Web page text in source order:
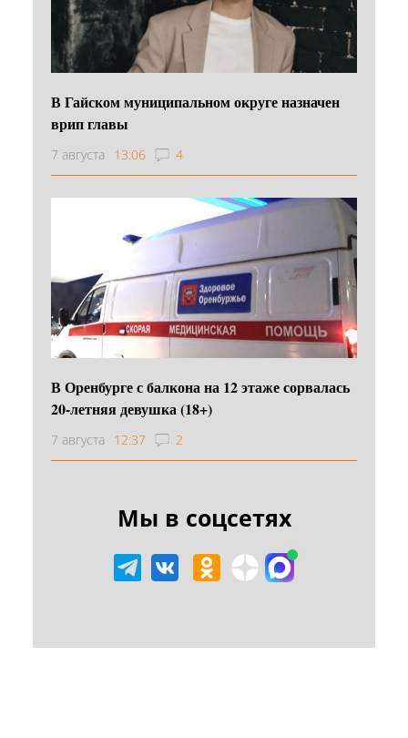
В Гайском муниципальном округе назначен
врип главы
7 августа 13:06 4
В Оренбурге с балкона на 12 этаже сорвалась
20-летняя девушка (18+)
7 августа 12:37 2
Мы в соцсетях